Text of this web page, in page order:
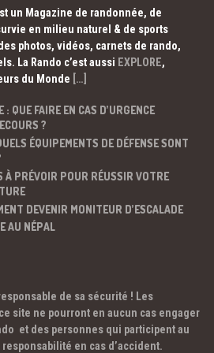
un Magazine de randonnée, de
en milieu naturel & de sports
photos, vidéos, carnets de rando,
La Rando c’est aussi EXPLORE,
du Monde […]
QUE FAIRE EN CAS D’URGENCE
?
ÉQUIPEMENTS DE DÉFENSE SONT
À PRÉVOIR POUR RÉUSSIR VOTRE
DEVENIR MONITEUR D’ESCALADE
AU NÉPAL
de sa sécurité ! Les
site ne pourront en aucun cas engager
et des personnes qui participent au
en cas d’accident.